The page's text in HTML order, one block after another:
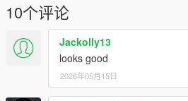
10个评论
Jackolly13
looks good
2026年05月15日